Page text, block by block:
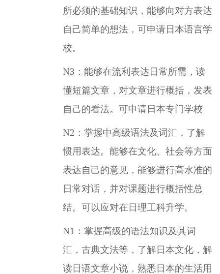
所必须的基础知识，能够向对方表达
自己简单的想法，可申请日本语言学
校。
N3 ：能够在流利表达日常所需，读
懂短篇文章，对文章进行概括，发表
自己的看法。可申请日本专门学校
N2 ：掌握中高级语法及词汇，了解
惯用表达。能够在文化、社会等方面
表达自己的意见，能够进行高水准的
日常对话，并对课题进行概括性总
结。可以应对在日理工科升学。
N1 ：掌握高级的语法知识及其词
汇，古典文法等，了解日本文化，解
读日语文章小说，熟悉日本的生活用